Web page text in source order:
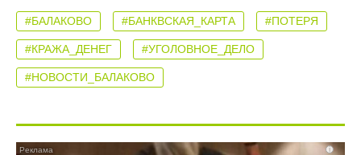
#БАЛАКОВО #БАНКВСКАЯ_КАРТА #ПОТЕРЯ
#КРАЖА_ДЕНЕГ #УГОЛОВНОЕ_ДЕЛО
#НОВОСТИ_БАЛАКОВО
i